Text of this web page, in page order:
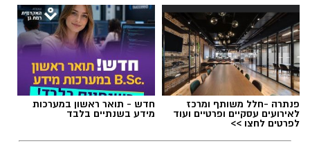
פנתרה -חלל משותף ומרכז
לאירועים עסקיים ופרטיים ועוד
לפרטים לחצו >>
חדש - תואר ראשון במערכות
מידע בשנתיים בלבד